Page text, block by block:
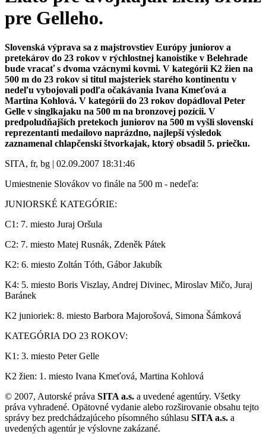
pre Gelleho.
Slovenská výprava sa z majstrovstiev Európy juniorov a
pretekárov do 23 rokov v rýchlostnej kanoistike v Belehrade
bude vracať s dvoma vzácnymi kovmi. V kategórii K2 žien na
500 m do 23 rokov si titul majsteriek starého kontinentu v
nedeľu vybojovali podľa očakávania Ivana Kmeťová a
Martina Kohlová. V kategórii do 23 rokov dopádloval Peter
Gelle v singlkajaku na 500 m na bronzovej pozícii. V
predpoludňajších pretekoch juniorov na 500 m vyšli slovenskí
reprezentanti medailovo naprázdno, najlepší výsledok
zaznamenal chlapčenskí štvorkajak, ktorý obsadil 5. priečku.
SITA, fr, bg | 02.09.2007 18:31:46
Umiestnenie Slovákov vo finále na 500 m - nedeľa:
JUNIORSKÉ KATEGÓRIE:
C1: 7. miesto Juraj Oršula
C2: 7. miesto Matej Rusnák, Zdeněk Pátek
K2: 6. miesto Zoltán Tóth, Gábor Jakubík
K4: 5. miesto Boris Viszlay, Andrej Divinec, Miroslav Mičo, Juraj
Baránek
K2 junioriek: 8. miesto Barbora Majorošová, Simona Šámková
KATEGÓRIA DO 23 ROKOV:
K1: 3. miesto Peter Gelle
K2 žien: 1. miesto Ivana Kmeťová, Martina Kohlová
© 2007, Autorské práva SITA a.s. a uvedené agentúry. Všetky
práva vyhradené. Opätovné vydanie alebo rozširovanie obsahu tejto
správy bez predchádzajúceho písomného súhlasu SITA a.s. a
uvedených agentúr je výslovne zakázané.